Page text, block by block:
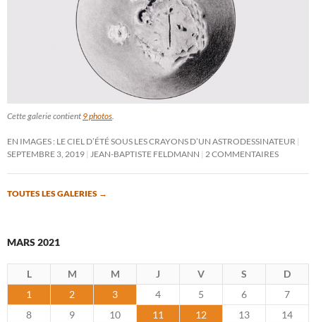
Cette galerie contient 9 photos.
EN IMAGES : LE CIEL D’ÉTÉ SOUS LES CRAYONS D’UN ASTRODESSINATEUR
SEPTEMBRE 3, 2019 JEAN-BAPTISTE FELDMANN 2 COMMENTAIRES
TOUTES LES GALERIES →
MARS 2021
L M M J V S
D
1
2 3 4 5 6
7
8
9 10 11 12 13
14